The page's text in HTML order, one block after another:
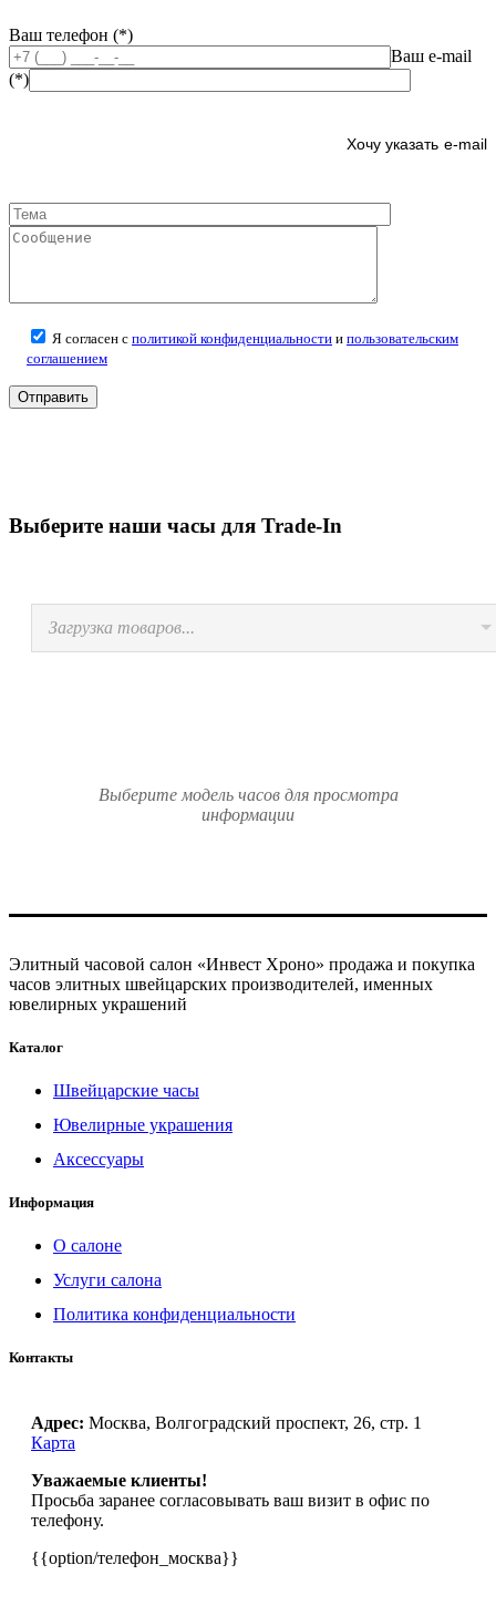
Ваш телефон (*)
Ваш e-mail
(*)
e-mail
Я согласен с политикой конфиденциальности и пользовательским
соглашением
Выберите наши часы для Trade-In
Загрузка товаров...
Выберите модель часов для просмотра
информации
Элитный часовой салон «Инвест Хроно» продажа и покупка
часов элитных швейцарских производителей, именных
ювелирных украшений
Каталог
Швейцарские часы
Ювелирные украшения
Аксессуары
Информация
О салоне
Услуги салона
Политика конфиденциальности
Контакты
Адрес: Москва, Волгоградский проспект, 26, стр. 1
Карта
Уважаемые клиенты!
Просьба заранее согласовывать ваш визит в офис по
телефону.
{{option/телефон_москва}}